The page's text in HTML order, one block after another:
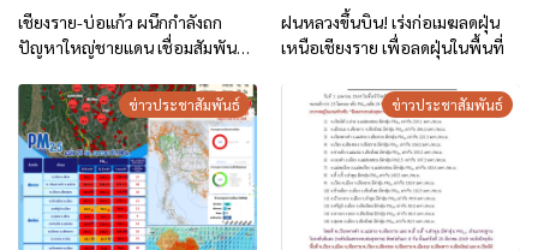
เชียงราย-บ่อแก้ว ผนึกกำลังถก
ปัญหาใหญ่ชายแดน เชื่อมสัมพันธ์
ฝนหลวงขึ้นบิน! เร่งก่อเมฆลดฝุ่น
เหนือเชียงราย เพื่อลดฝุ่นในพื้นที่
ข่าวประชาสัมพันธ์ ข่าวประชาสัมพันธ์